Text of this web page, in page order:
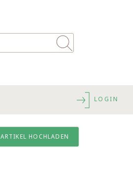
LOGIN
ARTIKEL HOCHLADEN